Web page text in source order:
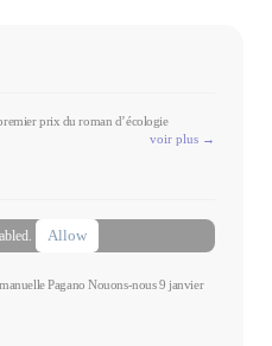
prix du roman d’écologie
voir plus →
Allow
Pagano Nouons-nous 9 janvier